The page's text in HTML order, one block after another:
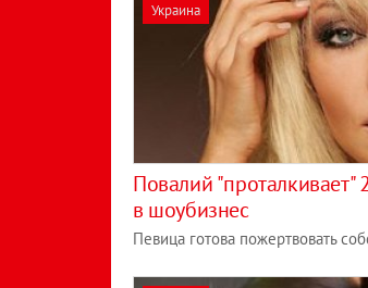
Украина
Повалий "проталкивает"
в шоубизнес
Певица готова пожертвовать